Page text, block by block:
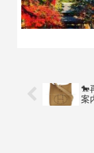
🐎
案